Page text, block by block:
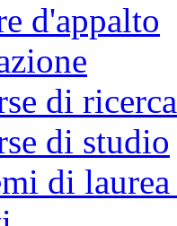
d'appalto
di ricerca
di studio
di